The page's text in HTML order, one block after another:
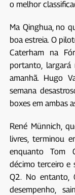
o melhor
Ma Qinghua, no
boa estreia. O
Caterham na
portanto,
amanhã. Hugo
semana
boxes em ambas
René Münnich,
livres, terminou
enquanto Tom
décimo terceiro e
Q2. No entanto,
desempenho,